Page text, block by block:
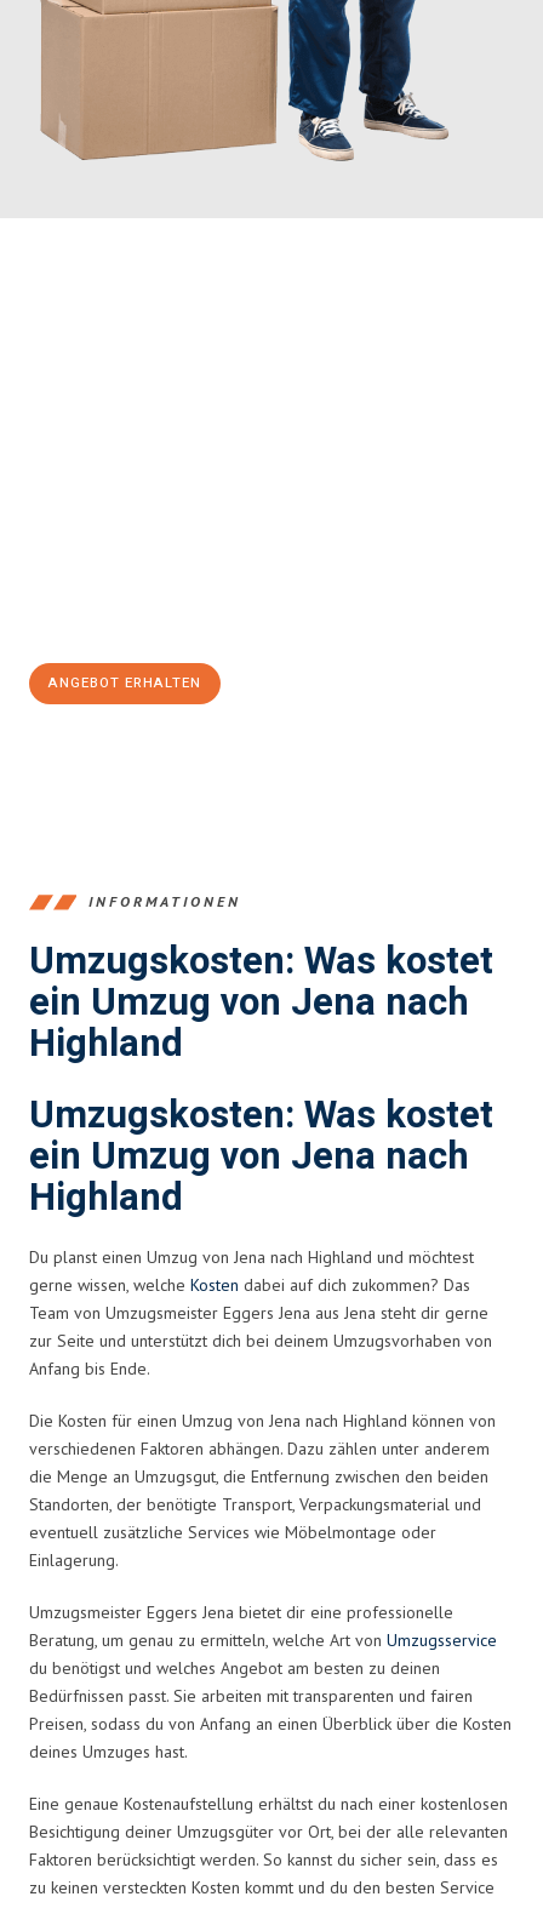
ANGEBOT ERHALTEN
INFORMATIONEN
Umzugskosten: Was kostet
ein Umzug von Jena nach
Highland
Umzugskosten: Was kostet
ein Umzug von Jena nach
Highland
Du planst einen Umzug von Jena nach Highland und möchtest
gerne wissen, welche Kosten dabei auf dich zukommen? Das
Team von Umzugsmeister Eggers Jena aus Jena steht dir gerne
zur Seite und unterstützt dich bei deinem Umzugsvorhaben von
Anfang bis Ende.
Die Kosten für einen Umzug von Jena nach Highland können von
verschiedenen Faktoren abhängen. Dazu zählen unter anderem
die Menge an Umzugsgut, die Entfernung zwischen den beiden
Standorten, der benötigte Transport, Verpackungsmaterial und
eventuell zusätzliche Services wie Möbelmontage oder
Einlagerung.
Umzugsmeister Eggers Jena bietet dir eine professionelle
Beratung, um genau zu ermitteln, welche Art von Umzugsservice
du benötigst und welches Angebot am besten zu deinen
Bedürfnissen passt. Sie arbeiten mit transparenten und fairen
Preisen, sodass du von Anfang an einen Überblick über die Kosten
deines Umzuges hast.
Eine genaue Kostenaufstellung erhältst du nach einer kostenlosen
Besichtigung deiner Umzugsgüter vor Ort, bei der alle relevanten
Faktoren berücksichtigt werden. So kannst du sicher sein, dass es
zu keinen versteckten Kosten kommt und du den besten Service